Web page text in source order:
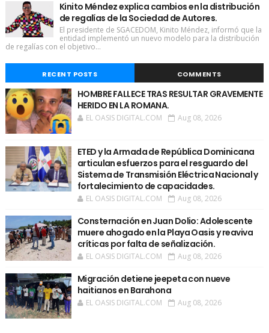
Kinito Méndez explica cambios en la distribución
de regalías de la Sociedad de Autores.
El presidente de SGACEDOM, Kinito Méndez, informó que la
entidad implementó un nuevo modelo para la distribución
de regalías con el objetivo...
RECENT POSTS COMMENTS
HOMBRE FALLECE TRAS RESULTAR GRAVEMENTE
HERIDO EN LA ROMANA.
EL OASIS DIGITAL.COM Aug 08, 2026
ETED y la Armada de República Dominicana
articulan esfuerzos para el resguardo del
Sistema de Transmisión Eléctrica Nacional y
fortalecimiento de capacidades.
EL OASIS DIGITAL.COM Aug 08, 2026
Consternación en Juan Dolio: Adolescente
muere ahogado en la Playa Oasis y reaviva
críticas por falta de señalización.
EL OASIS DIGITAL.COM Aug 08, 2026
Migración detiene jeepeta con nueve
haitianos en Barahona
EL OASIS DIGITAL.COM Aug 08, 2026